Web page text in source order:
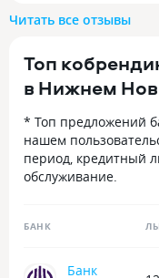
планирую оформить
обратился в чат
в мобильном
узнать условия по
На связи был
Он быстро
поздоровался и
может помочь.
вернулся с полным
онлайн, и дал ссылку
Читать все отзывы
Топ
в Нижнем
* Топ предложений
нашем
период, кредитный
обслуживание.
БАНК
Банк